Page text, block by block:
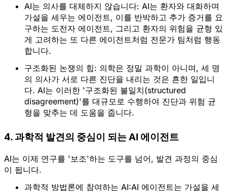
AI는 의사를 대체하지 않습니다: AI는 환자와 대화하며
가설을 세우는 에이전트, 이를 반박하고 추가 증거를 요
구하는 도전자 에이전트, 그리고 환자의 위험을 균형 있
게 고려하는 또 다른 에이전트처럼 전문가 팀처럼 행동
합니다.
구조화된 논쟁의 힘: 의학은 정밀 과학이 아니며, 세 명
의 의사가 서로 다른 진단을 내리는 것은 흔한 일입니
다. AI는 이러한 '구조화된 불일치(structured
disagreement)'를 대규모로 수행하여 진단과 위험 균
형을 맞추는 데 도움을 줍니다.
4. 과학적 발견의 중심이 되는 AI 에이전트
AI는 이제 연구를 '보조'하는 도구를 넘어, 발견 과정의 중심
이 됩니다.
과학적 방법론에 참여하는 AI:AI 에이전트는 가설을 세